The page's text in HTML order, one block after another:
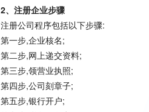
2、注册企业步骤
注册公司程序包括以下步骤:
第一步,企业核名;
第二步,网上递交资料;
第三步,领营业执照;
第四步,公司刻章子;
第五步,银行开户;